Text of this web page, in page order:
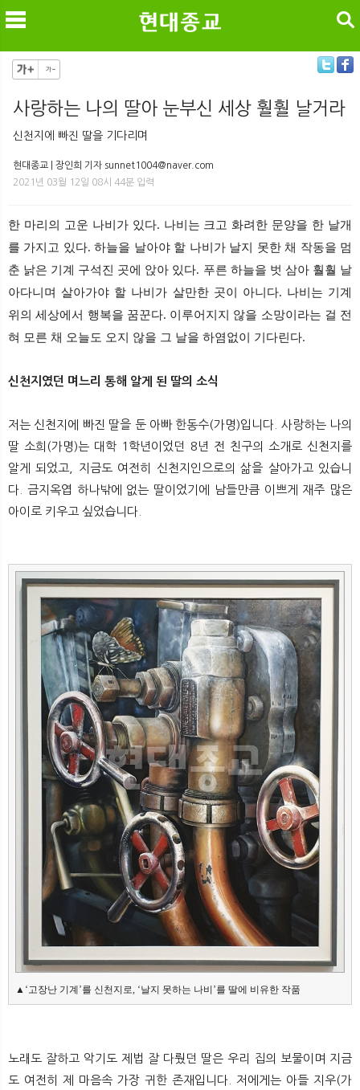
메
뉴
검색
사랑하는 나의 딸아 눈부신 세상 훨훨 날거라
신천지에 빠진 딸을 기다리며
현대종교 | 장인희 기자 sunnet1004@naver.com
2021년 03월 12일 08시 44분 입력
한 마리의 고운 나비가 있다. 나비는 크고 화려한 문양을 한 날개
를 가지고 있다. 하늘을 날아야 할 나비가 날지 못한 채 작동을 멈
춘 낡은 기계 구석진 곳에 앉아 있다. 푸른 하늘을 벗 삼아 훨훨 날
아다니며 살아가야 할 나비가 살만한 곳이 아니다. 나비는 기계
위의 세상에서 행복을 꿈꾼다. 이루어지지 않을 소망이라는 걸 전
혀 모른 채 오늘도 오지 않을 그 날을 하염없이 기다린다.
신천지였던 며느리 통해 알게 된 딸의 소식
저는 신천지에 빠진 딸을 둔 아빠 한동수(가명)입니다. 사랑하는 나의
딸 소희(가명)는 대학 1학년이었던 8년 전 친구의 소개로 신천지를
알게 되었고, 지금도 여전히 신천지인으로의 삶을 살아가고 있습니
다. 금지옥엽 하나밖에 없는 딸이었기에 남들만큼 이쁘게 재주 많은
아이로 키우고 싶었습니다.
▲‘고장난 기계’를 신천지로, ‘날지 못하는 나비’를 딸에 비유한 작품
노래도 잘하고 악기도 제법 잘 다뤘던 딸은 우리 집의 보물이며 지금
도 여전히 제 마음속 가장 귀한 존재입니다. 저에게는 아들 지우(가